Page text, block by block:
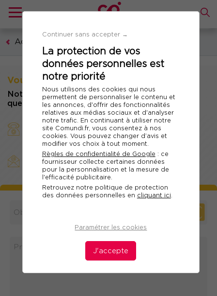
Continuer sans accepter →
La protection de vos
données personnelles est
notre priorité
Nous utilisons des cookies qui nous
permettent de personnaliser le contenu et
les annonces, d'offrir des fonctionnalités
relatives aux médias sociaux et d'analyser
notre trafic. En continuant à utiliser notre
site Comundi.fr, vous consentez à nos
cookies. Vous pouvez changer d’avis et
modifier vos choix à tout moment.
Règles de confidentialité de Google : ce
fournisseur collecte certaines données
pour la personnalisation et la mesure de
l'efficacité publicitaire.
Retrouvez notre politique de protection
des données personnelles en cliquant ici
Paramétrer les cookies
J'accepte
Accueil
Vous souhaitez nous contacter ?
Notre service client répond à toutes vos
questions
téléphone du lundi au vendredi de8h30 à
12h30et de13h30 à 18hau 01 84 03 04 63
Par e-mail encomplétant le formulaire